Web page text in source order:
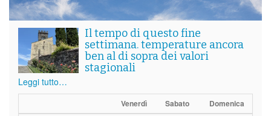
Il tempo di questo fine
settimana. temperature ancora
ben al di sopra dei valori
stagionali
Leggi tutto…
Venerdì Sabato Domenica